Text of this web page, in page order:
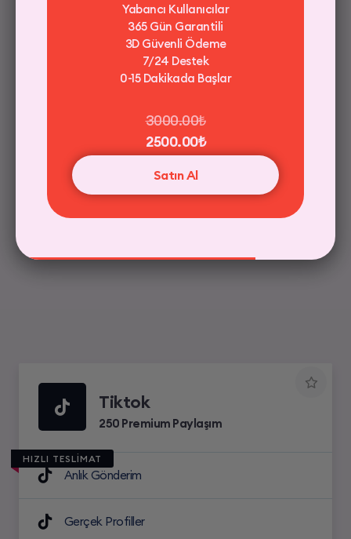
3D Güvenli Ödeme
Güvenli Ödeme / 256 bit SSL
Satın Al
Tiktok
250 Premium Paylaşım
HIZLI TESLİMAT
Anlık Gönderim
Gerçek Profiller
Yabancı Kullanıcılar
365 Gün Garantili
3D Güvenli Ödeme
7/24 Destek
0-15 Dakikada Başlar
3000.00₺
2500.00₺
Satın Al